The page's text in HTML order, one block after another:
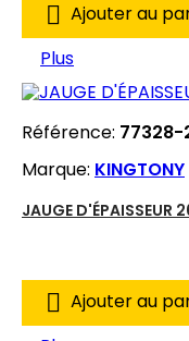
 Ajouter au
Plus
Référence: 77328-
Marque: KINGTONY
JAUGE D'ÉPAISSEUR
 Ajouter au